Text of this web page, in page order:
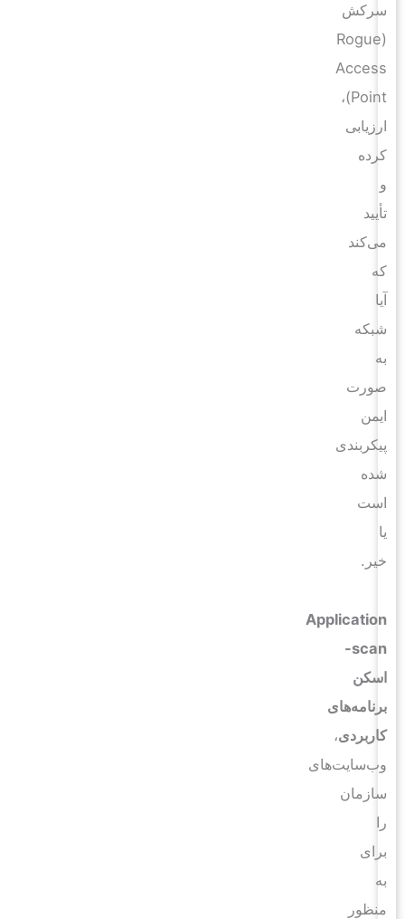
سرکش
(Rogue
Access
Point)،
ارزیابی
کرده
تأیید
می‌کند
شبکه
صورت
ایمن
پیکربندی
شده
است
خیر.
Application
scan-
اسکن
برنامه‌های
کاربردی ،
وب‌سایت‌های
سازمان
برای
منظور